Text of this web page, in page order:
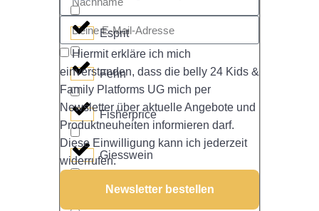
Esprit
Fehn
Fisherprice
Giesswein
H&M
Hiermit erkläre ich mich
einverstanden, dass die belly 24 Kids &
Family Platforms UG mich per
Newsletter über aktuelle Angebote und
Produktneuheiten informieren darf.
Diese Einwilligung kann ich jederzeit
widerrufen.
Newsletter bestellen